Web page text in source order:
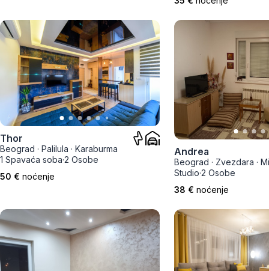
Kikinda
Srbobran
Inđija
Ruma
Sremski Karlovci
Zlatar
Thor
Beograd · Palilula · Karaburma
1 Spavaća soba·2 Osobe
50 € noćenje
Andrea
Beograd · Zvezdara ·
Studio·2 Osobe
38 € noćenje